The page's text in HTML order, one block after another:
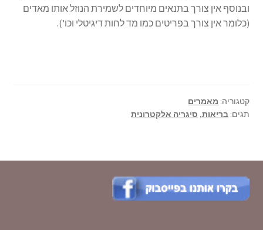
ובנוסף אין צורך בתנאים מיוחדים לשמירת הנוזל אותו מאדים
(כלומר אין צורך בפריטים כמו מד לחות דיגיטלי וכו').
קטגוריה: מאמרים
תגים: בריאות, סיגריה אלקטרונית